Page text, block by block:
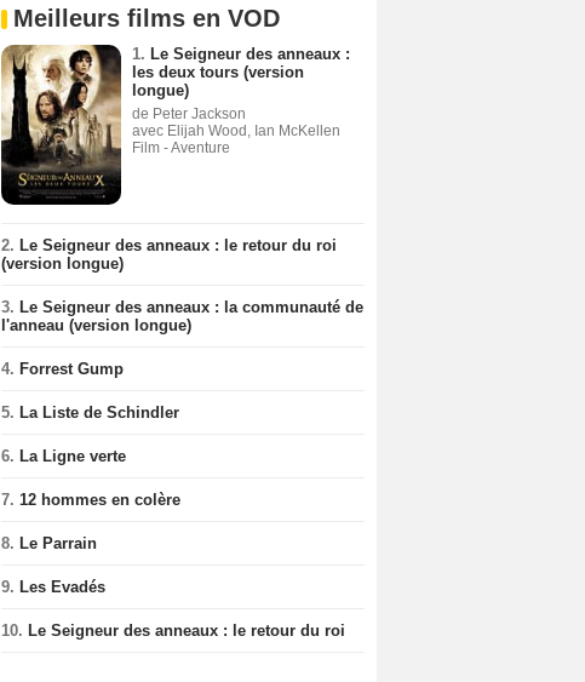
Meilleurs films en VOD
1. Le Seigneur des anneaux :
les deux tours (version
longue)
de Peter Jackson
avec Elijah Wood, Ian McKellen
Film - Aventure
2. Le Seigneur des anneaux : le retour du roi
(version longue)
3. Le Seigneur des anneaux : la communauté de
l'anneau (version longue)
4. Forrest Gump
5. La Liste de Schindler
6. La Ligne verte
7. 12 hommes en colère
8. Le Parrain
9. Les Evadés
10. Le Seigneur des anneaux : le retour du roi